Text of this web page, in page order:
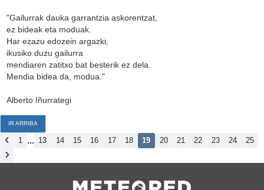
"Gailurrak dauka garrantzia askorentzat,
ez bideak eta moduak.
Har ezazu edozein argazki,
ikusiko duzu gailurra
mendiaren zatitxo bat besterik ez dela.
Mendia bidea da, modua."
Alberto Iñurrategi
IR ARRIBA
1 ... 13 14 15 16 17 18 19 20 21 22 23 24 25